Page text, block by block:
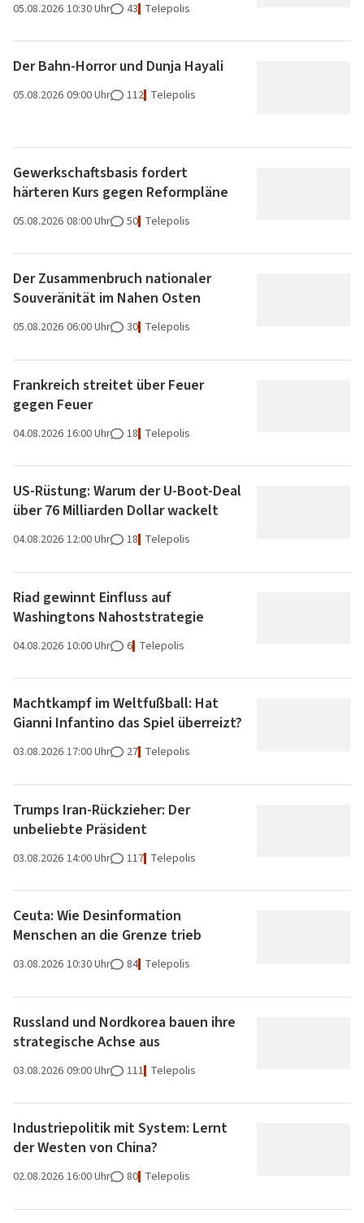
05.08.2026 10:30 Uhr 43 Telepolis
Der Bahn-Horror und Dunja Hayali
05.08.2026 09:00 Uhr 112 Telepolis
Gewerkschaftsbasis fordert
härteren Kurs gegen Reformpläne
05.08.2026 08:00 Uhr 50 Telepolis
Der Zusammenbruch nationaler
Souveränität im Nahen Osten
05.08.2026 06:00 Uhr 30 Telepolis
Frankreich streitet über Feuer
gegen Feuer
04.08.2026 16:00 Uhr 18 Telepolis
US-Rüstung: Warum der U-Boot-Deal
über 76 Milliarden Dollar wackelt
04.08.2026 12:00 Uhr 18 Telepolis
Riad gewinnt Einfluss auf
Washingtons Nahoststrategie
04.08.2026 10:00 Uhr 6 Telepolis
Machtkampf im Weltfußball: Hat
Gianni Infantino das Spiel überreizt?
03.08.2026 17:00 Uhr 27 Telepolis
Trumps Iran-Rückzieher: Der
unbeliebte Präsident
03.08.2026 14:00 Uhr 117 Telepolis
Ceuta: Wie Desinformation
Menschen an die Grenze trieb
03.08.2026 10:30 Uhr 84 Telepolis
Russland und Nordkorea bauen ihre
strategische Achse aus
03.08.2026 09:00 Uhr 111 Telepolis
Industriepolitik mit System: Lernt
der Westen von China?
02.08.2026 16:00 Uhr 80 Telepolis